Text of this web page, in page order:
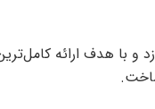
و با هدف ارائه